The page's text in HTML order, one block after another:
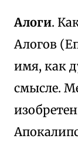
Алоги.
Алогов
имя, как
смысле.